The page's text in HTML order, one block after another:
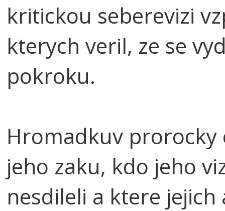
kritickou seberevizi
kterych veril, ze se
pokroku.
Hromadkuv prorocky
jeho zaku, kdo jeho
nesdileli a ktere